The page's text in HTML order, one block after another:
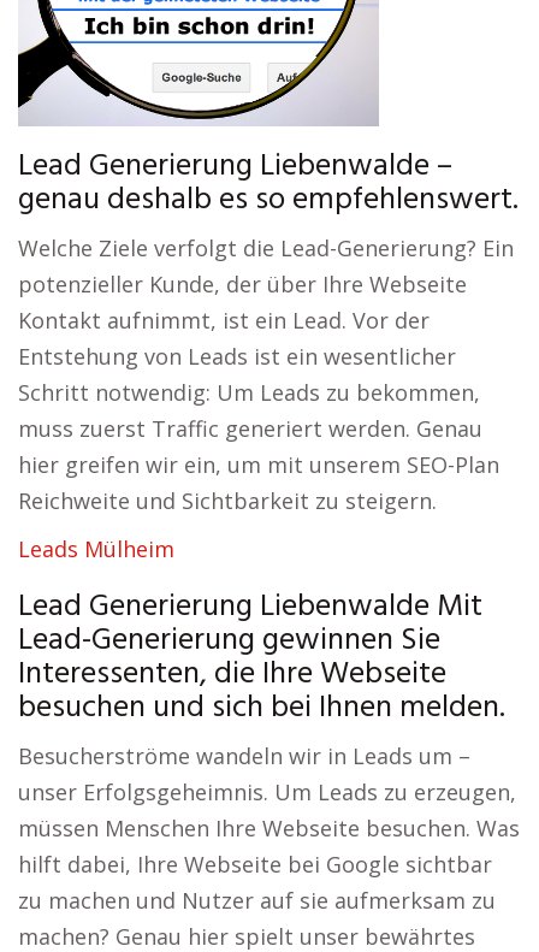
Lead Generierung Liebenwalde –
genau deshalb es so empfehlenswert.
Welche Ziele verfolgt die Lead-Generierung? Ein
potenzieller Kunde, der über Ihre Webseite
Kontakt aufnimmt, ist ein Lead. Vor der
Entstehung von Leads ist ein wesentlicher
Schritt notwendig: Um Leads zu bekommen,
muss zuerst Traffic generiert werden. Genau
hier greifen wir ein, um mit unserem SEO-Plan
Reichweite und Sichtbarkeit zu steigern.
Leads Mülheim
Lead Generierung Liebenwalde Mit
Lead-Generierung gewinnen Sie
Interessenten, die Ihre Webseite
besuchen und sich bei Ihnen melden.
Besucherströme wandeln wir in Leads um –
unser Erfolgsgeheimnis. Um Leads zu erzeugen,
müssen Menschen Ihre Webseite besuchen. Was
hilft dabei, Ihre Webseite bei Google sichtbar
zu machen und Nutzer auf sie aufmerksam zu
machen? Genau hier spielt unser bewährtes